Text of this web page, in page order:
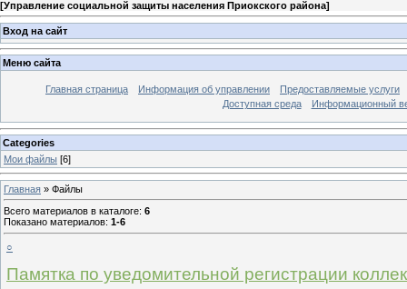
[Управление социальной защиты населения Приокского района]
Вход на сайт
Меню сайта
Главная страница Информация об управлении
Предоставляемые услуги
Доступная среда
Информационный
Categories
Мои файлы [6]
Главная » Файлы
Всего материалов в каталоге: 6
Показано материалов: 1-6
○
Памятка по уведомительной регистрации